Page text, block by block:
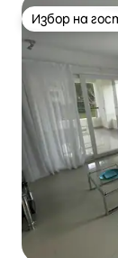
Избор на
Избор на